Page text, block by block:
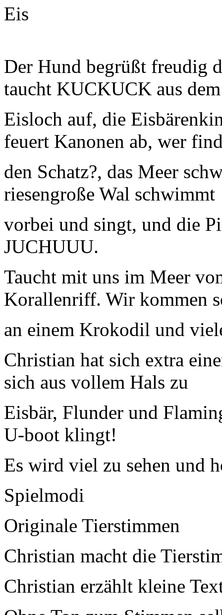
Der Hund begrüßt freudig
taucht KUCKUCK aus dem
Eisloch auf, die
feuert Kanonen ab, wer
den Schatz?, das Meer
riesengroße Wal schwimmt
vorbei und singt, und die
JUCHUUU.
Taucht mit uns im Meer
Korallenriff. Wir kommen
an einem Krokodil und
Christian hat sich extra
sich aus vollem Hals zu
Eisbär, Flunder und
U-boot klingt!
Es wird viel zu sehen und
Spielmodi
Originale Tierstimmen
Christian macht die
Christian erzählt kleine